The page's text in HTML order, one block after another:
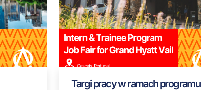
Targi pracy w ramach programu